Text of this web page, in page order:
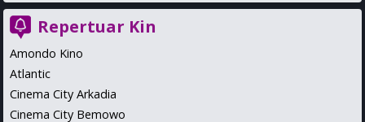
Repertuar Kin
Amondo Kino
Atlantic
Cinema City Arkadia
Cinema City Bemowo